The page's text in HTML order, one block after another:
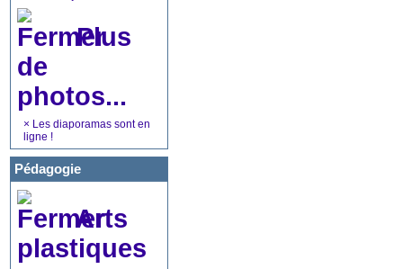
Plus
de
photos...
× Les diaporamas sont en
ligne !
Pédagogie
Arts
plastiques